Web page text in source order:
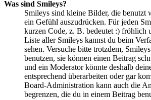
Was sind Smileys?
Smileys sind kleine Bilder, die benutzt
ein Gefühl auszudrücken. Für jeden
kurzen Code, z. B. bedeutet :) fröhlich
Liste aller Smileys kannst du beim
sehen. Versuche bitte trotzdem,
benutzen, sie können einen Beitrag
und ein Moderator könnte deshalb
entsprechend überarbeiten oder gar
Board-Administration kann auch die
begrenzen, die du in einem Beitrag